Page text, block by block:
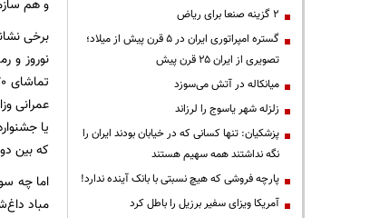
و هم
که بین
اما چه
مباد
۲ گزینه صنعا برای ریاض
گستره امپراتوری ایران در ۵ قرن پیش از میلاد؛
تصویری از ایران ۲۵ قرن پیش
میانکاله در آتش می‌سوزد
زلزله شهر یاسوج را لرزاند
پزشکیان: تنها کسانی که در خیابان بودند ایران را
نگه نداشتند همه سهیم هستند
پارچه فروشی که هیچ نسبتی با بانک آینده ندارد!
آمریکا ویزای سفیر برزیل را باطل کرد